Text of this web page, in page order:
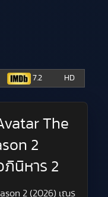
7.2 HD
The
2
ภินิหาร 2
2 (2026) เณร